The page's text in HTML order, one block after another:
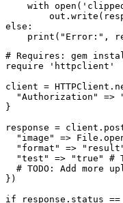
with
else:
# Requires: gem
require 'httpclient'
client =
"Authorization" =>
}
response =
"image" =>
"format" =>
"test" => "true" #
# TODO: Add more
})
if response.status ==